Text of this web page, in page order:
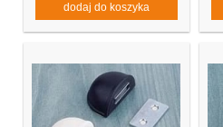
dodaj do koszyka